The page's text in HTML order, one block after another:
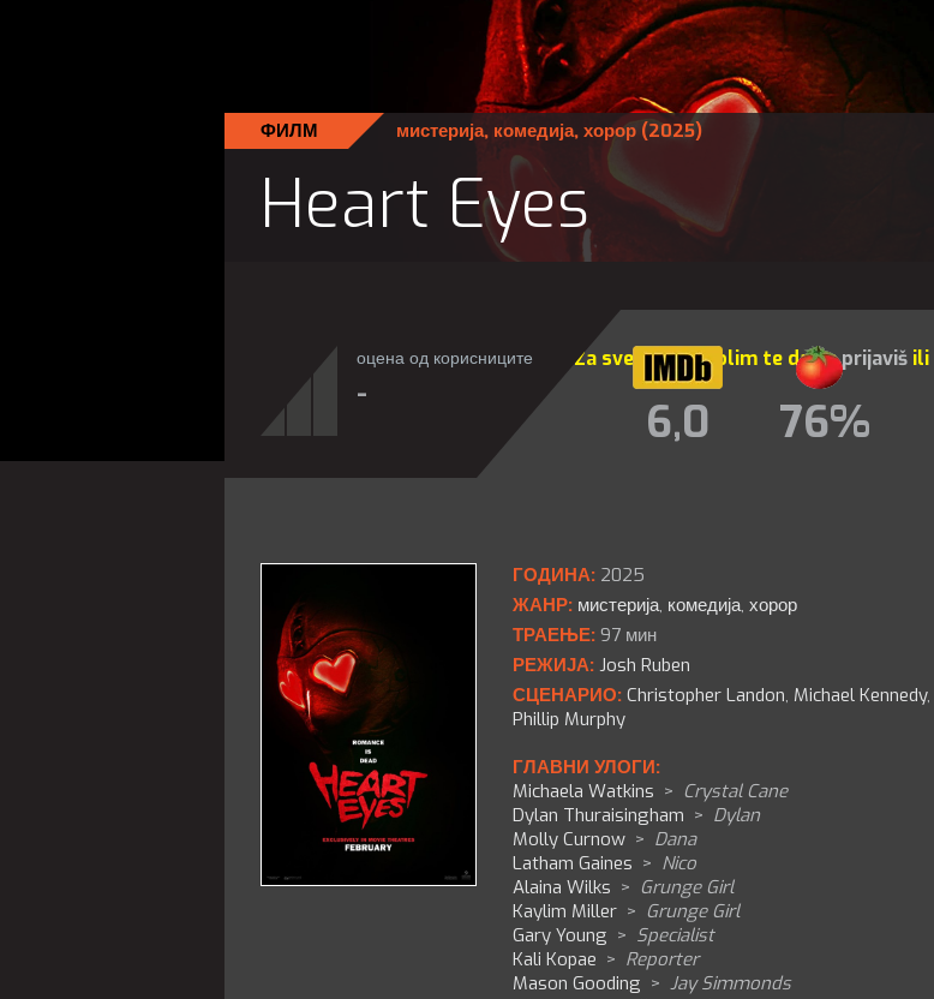
ФИЛМ мистерија, комедија, хорор (2025)
Heart Eyes
Za sve opcije molim te da seprijaviš ili
оцена од корисниците
-
6,0 76%
ГОДИНА: 2025
ЖАНР: мистерија, комедија, хорор
ТРАЕЊЕ: 97 мин
РЕЖИЈА: Josh Ruben
СЦЕНАРИО: Christopher Landon, Michael Kennedy,
Phillip Murphy
ГЛАВНИ УЛОГИ:
Michaela Watkins > Crystal Cane
Dylan Thuraisingham > Dylan
Molly Curnow > Dana
Latham Gaines > Nico
Alaina Wilks > Grunge Girl
Kaylim Miller > Grunge Girl
Gary Young > Specialist
Kali Kopae > Reporter
Mason Gooding > Jay Simmonds